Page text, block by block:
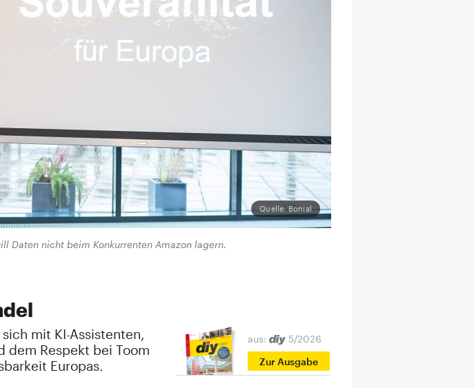
Quelle: Bonial
Daten nicht beim Konkurrenten Amazon lagern.
mit KI-Assistenten,
dem Respekt bei Toom
Europas.
aus:
5/2026
Zur Ausgabe